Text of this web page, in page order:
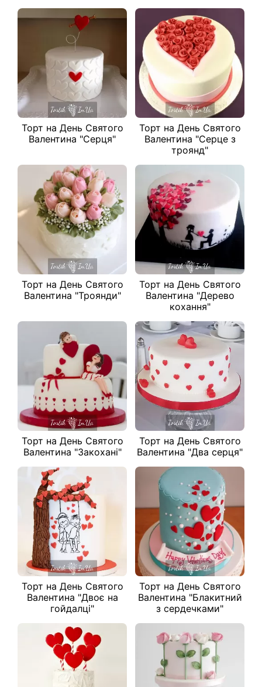
Торт на День Святого
Валентина "Серця"
Торт на День Святого
Валентина "Серце з
троянд"
Торт на День Святого
Валентина "Троянди"
Торт на День Святого
Валентина "Дерево
кохання"
Торт на День Святого
Валентина "Закохані"
Торт на День Святого
Валентина "Два серця"
Торт на День Святого
Валентина "Двоє на
гойдалці"
Торт на День Святого
Валентина "Блакитний
з сердечками"